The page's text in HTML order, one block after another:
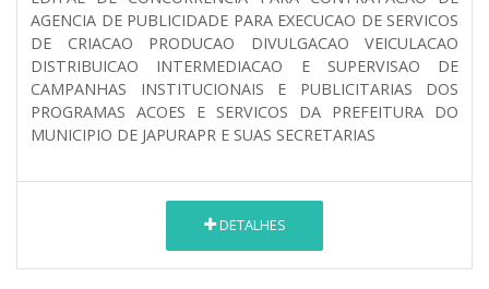
AGENCIA DE PUBLICIDADE PARA EXECUCAO DE SERVICOS
DE CRIACAO PRODUCAO DIVULGACAO VEICULACAO
DISTRIBUICAO INTERMEDIACAO E SUPERVISAO DE
CAMPANHAS INSTITUCIONAIS E PUBLICITARIAS DOS
PROGRAMAS ACOES E SERVICOS DA PREFEITURA DO
MUNICIPIO DE JAPURAPR E SUAS SECRETARIAS
DETALHES